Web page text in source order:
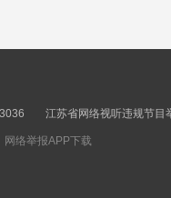
computing power
江苏省网络视听违规节目
网络举报APP下载